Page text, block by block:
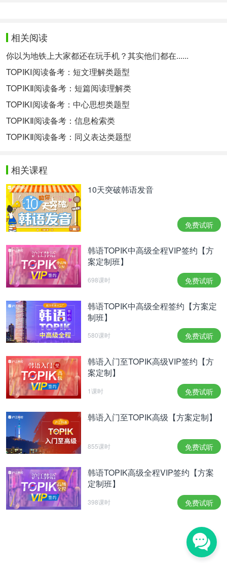
相关阅读
你以为地铁上大家都还在玩手机？其实他们都在......
TOPIKⅠ阅读备考：短文理解类题型
TOPIKⅡ阅读备考：短篇阅读理解类
TOPIKⅠ阅读备考：中心思想类题型
TOPIKⅡ阅读备考：信息检索类
TOPIKⅡ阅读备考：同义表达类题型
相关课程
10天突破韩语发音
免费试听
韩语TOPIK中高级全程VIP签约【方
案定制班】
698课时 免费试听
韩语TOPIK中高级全程签约【方案定
制班】
580课时 免费试听
韩语入门至TOPIK高级VIP签约【方
案定制】
1课时 免费试听
韩语入门至TOPIK高级【方案定制】
855课时 免费试听
韩语TOPIK高级全程VIP签约【方案
定制班】
398课时 免费试听